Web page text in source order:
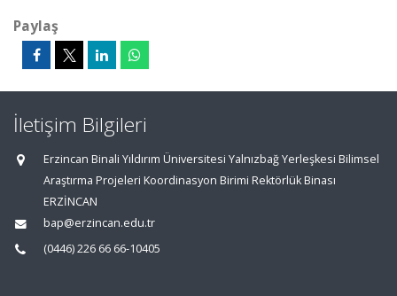
Paylaş
İletişim Bilgileri
Erzincan Binali Yıldırım Üniversitesi Yalnızbağ Yerleşkesi Bilimsel
Araştırma Projeleri Koordinasyon Birimi Rektörlük Binası
ERZİNCAN
bap@erzincan.edu.tr
(0446) 226 66 66-10405